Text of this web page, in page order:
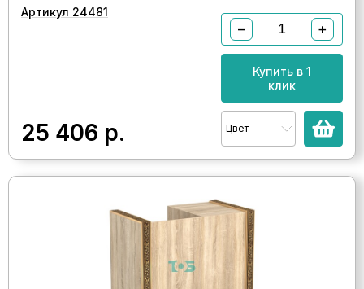
Артикул 24481
25 406 р.
− +
Купить в 1
клик
Цвет